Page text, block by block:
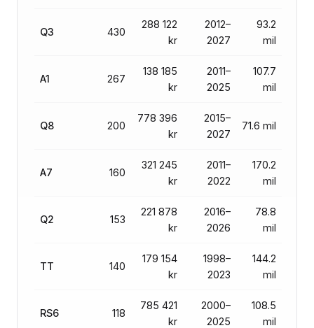
Q3 430
288 122
kr
2012–
2027
93.2
mil
A1 267
138 185
kr
2011–
2025
107.7
mil
Q8 200
778 396
kr
2015–
2027
71.6 mil
A7 160
321 245
kr
2011–
2022
170.2
mil
Q2 153
221 878
kr
2016–
2026
78.8
mil
TT 140
179 154
kr
1998–
2023
144.2
mil
RS6 118
785 421
kr
2000–
2025
108.5
mil